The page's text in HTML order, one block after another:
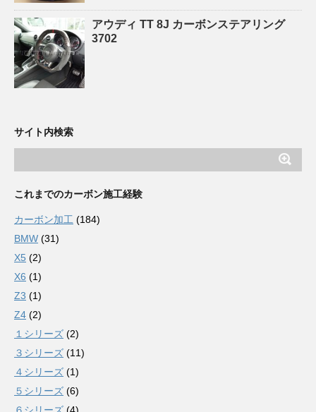
アウディ TT 8J カーボンステアリング
3702
サイト内検索
これまでのカーボン施工経験
カーボン加工 (184)
BMW (31)
X5 (2)
X6 (1)
Z3 (1)
Z4 (2)
１シリーズ (2)
３シリーズ (11)
４シリーズ (1)
５シリーズ (6)